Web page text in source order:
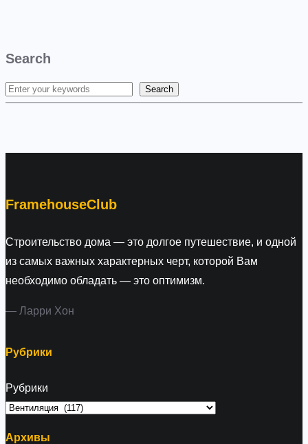
Search
S
Search
FramehouseClub
Строительство дома — это долгое путешествие, и одной
из самых важных характерных черт, которой Вам
необходимо обладать — это оптимизм.
— Ларри Хон
Рубрики
Рубрики
Архивы